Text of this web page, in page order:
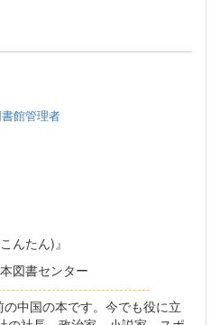
館管理者
んたん)』
本図書センター
中国の本です。今でも役に立